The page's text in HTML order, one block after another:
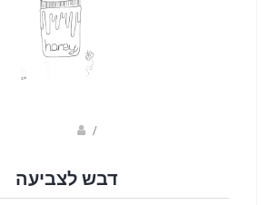
/
דבש לצביעה